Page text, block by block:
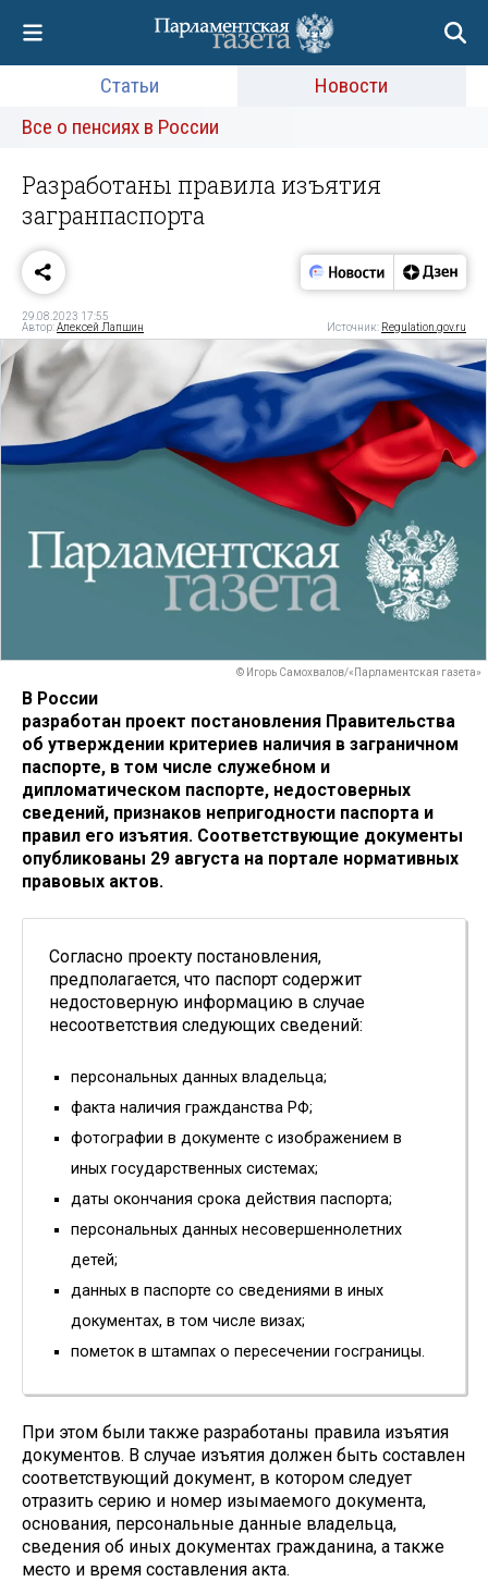
Статьи
Новости
Все о пенсиях в России
Разработаны правила изъятия
загранпаспорта
29.08.2023 17:55
Автор:Алексей Лапшин Источник: Regulation.gov.ru
© Игорь Самохвалов/«Парламентская газета»
В России
разработан проект постановления Правительства
об утверждении критериев наличия в заграничном
паспорте, в том числе служебном и
дипломатическом паспорте, недостоверных
сведений, признаков непригодности паспорта и
правил его изъятия. Соответствующие документы
опубликованы 29 августа на портале нормативных
правовых актов.
Согласно проекту постановления,
предполагается, что паспорт содержит
недостоверную информацию в случае
несоответствия следующих сведений:
персональных данных владельца;
факта наличия гражданства РФ;
фотографии в документе с изображением в
иных государственных системах;
даты окончания срока действия паспорта;
персональных данных несовершеннолетних
детей;
данных в паспорте со сведениями в иных
документах, в том числе визах;
пометок в штампах о пересечении госграницы.
При этом были также разработаны правила изъятия
документов. В случае изъятия должен быть составлен
соответствующий документ, в котором следует
отразить серию и номер изымаемого документа,
основания, персональные данные владельца,
сведения об иных документах гражданина, а также
место и время составления акта.